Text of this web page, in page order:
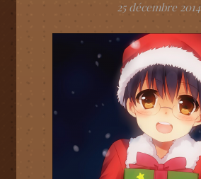
25 décembre 2014